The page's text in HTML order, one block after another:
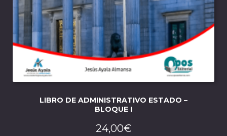
LIBRO DE ADMINISTRATIVO ESTADO –
BLOQUE I
24,00€